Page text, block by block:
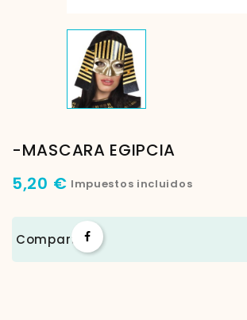
-MASCARA EGIPCIA
5,20 € Impuestos incluidos
Compartir